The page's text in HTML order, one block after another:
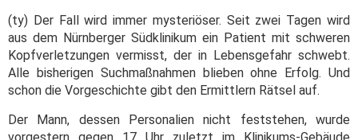
(ty) Der Fall wird immer mysteriöser. Seit zwei Tagen wird
aus dem Nürnberger Südklinikum ein Patient mit schweren
Kopfverletzungen vermisst, der in Lebensgefahr schwebt.
Alle bisherigen Suchmaßnahmen blieben ohne Erfolg. Und
schon die Vorgeschichte gibt den Ermittlern Rätsel auf.
Der Mann, dessen Personalien nicht feststehen, wurde